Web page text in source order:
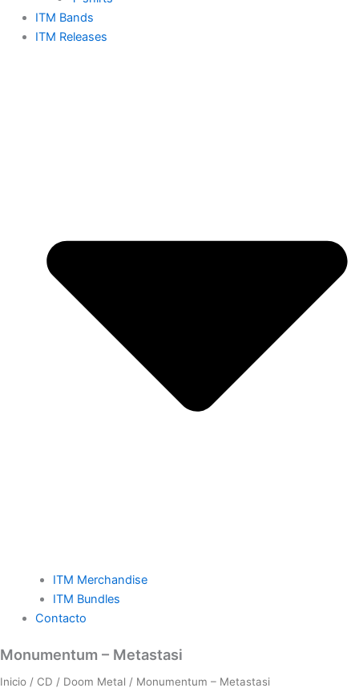
ITM Bands
ITM Releases
ITM Merchandise
ITM Bundles
Contacto
Monumentum – Metastasi
Inicio / CD / Doom Metal / Monumentum – Metastasi
Monumentum
Metastasi